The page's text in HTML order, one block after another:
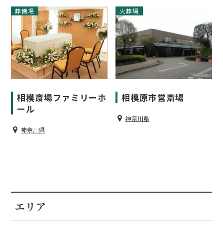
葬儀場
相模斎場ファミリーホ
ール
神奈川県
火葬場
相模原市営斎場
神奈川県
エリア